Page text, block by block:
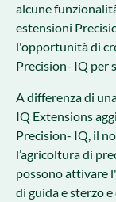
alcune
estensioni
l'opportunità di
Precision- IQ per
A differenza di
IQ Extensions
Precision- IQ, il
l’agricoltura di
possono attivare
di guida e sterzo